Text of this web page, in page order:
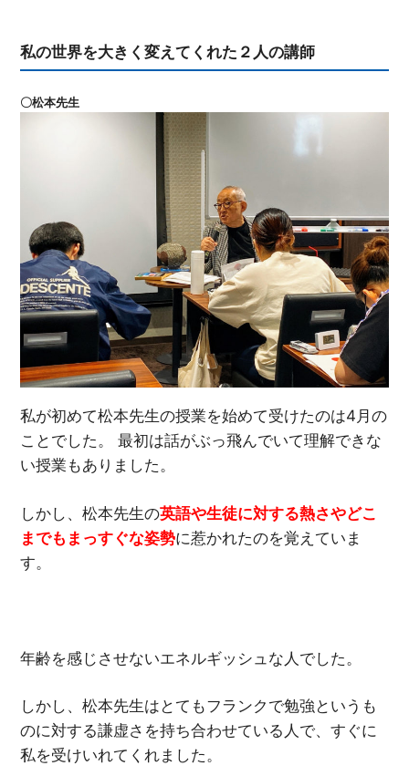
私の世界を大きく変えてくれた２人の講師
〇松本先生
私が初めて松本先生の授業を始めて受けたのは4月の
ことでした。 最初は話がぶっ飛んでいて理解できな
い授業もありました。
しかし、松本先生の英語や生徒に対する熱さやどこ
までもまっすぐな姿勢に惹かれたのを覚えていま
す。
年齢を感じさせないエネルギッシュな人でした。
しかし、松本先生はとてもフランクで勉強というも
のに対する謙虚さを持ち合わせている人で、すぐに
私を受けいれてくれました。